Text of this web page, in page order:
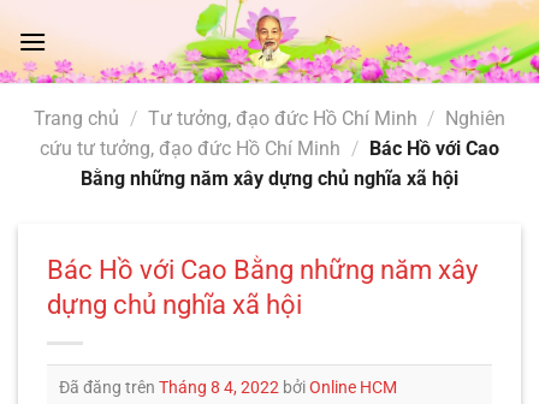
đến
nội
Trang chủ / Tư tưởng, đạo đức Hồ Chí Minh / Nghiên
cứu tư tưởng, đạo đức Hồ Chí Minh / Bác Hồ với Cao
Bằng những năm xây dựng chủ nghĩa xã hội
Bác Hồ với Cao Bằng những năm xây
dựng chủ nghĩa xã hội
Đã đăng trên Tháng 8 4, 2022 bởiOnline HCM